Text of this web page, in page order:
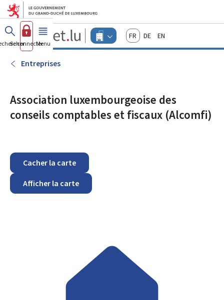
Aller au menu principal
Aller au contenu
Guichet.lu
Changer
d'espace
FrançaisDeutschEnglish
Se connecterMenu principal
Entreprises
Association luxembourgeoise des
conseils comptables et fiscaux (Alcomfi)
Cacher la carte
Afficher la carte